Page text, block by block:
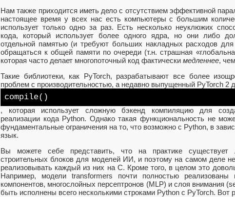
Нам также приходится иметь дело с отсутствием эффективной
настоящее время у всех нас есть компьютеры с большим
использует только одно за раз. Есть несколько неуклюжих
кода, который использует более одного ядра, но они либо
отдельной памятью (и требуют больших накладных расходов
обращаться к общей памяти по очереди (т.н. страшная
которая часто делает многопоточный код фактически медленнее,
Такие библиотеки, как PyTorch, разрабатывают все более
проблем с производительностью, а недавно выпущенный PyTorch 2
compile()
, которая использует сложную бэкенд компиляцию для
реализации кода Python. Однако такая функциональность не
фундаментальные ограничения на то, что возможно с Python, в
язык.
Вы можете себе представить, что на практике существует
строительных блоков для моделей ИИ, и поэтому на самом деле
реализовывать каждый из них на C. Кроме того, в целом это
Например, модели transformers почти полностью реализованы
компонентов, многослойных персептронов (MLP) и слоя внимания
быть исполнены всего несколькими строками Python с PyTorch. Вот